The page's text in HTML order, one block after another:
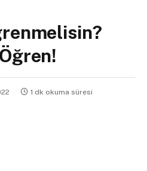
1 dk okuma süresi